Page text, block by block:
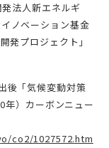
法人新エネルギ
ノベーション基金
発プロジェクト」
後「気候変動対策
年）カーボンニュー
co2/1027572.htm